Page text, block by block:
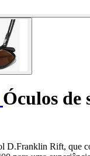
Óculos de
D.Franklin Rift, que